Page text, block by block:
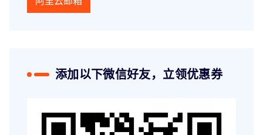
添加以下微信好友，立领优惠券